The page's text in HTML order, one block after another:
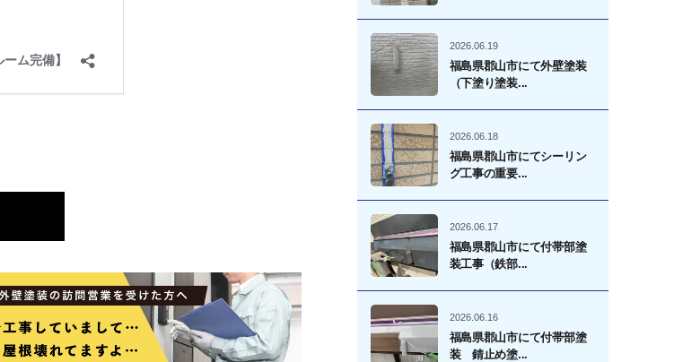
2026.06.19
福島県郡山市にて外壁塗装
（下塗り塗装...
2026.06.18
福島県郡山市にてシーリン
グ工事の重要...
2026.06.17
福島県郡山市にて付帯部塗
装工事（鉄部...
2026.06.16
福島県郡山市にて付帯部塗
装 錆止め塗...